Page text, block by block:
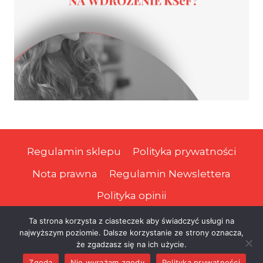
Regulamin sklepu
Polityka prywatności
Nota prawna
Regulamin Newslettera
Polityka opinii
© 2026 Prawa Podatnika
Ta strona korzysta z ciasteczek aby świadczyć usługi na
najwyższym poziomie. Dalsze korzystanie ze strony oznacza,
że zgadzasz się na ich użycie.